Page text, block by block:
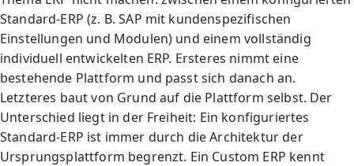
Standard-ERP (z. B. SAP mit kundenspezifischen
Einstellungen und Modulen) und einem vollständig
individuell entwickelten ERP. Ersteres nimmt eine
bestehende Plattform und passt sich danach an.
Letzteres baut von Grund auf die Plattform selbst. Der
Unterschied liegt in der Freiheit: Ein konfiguriertes
Standard-ERP ist immer durch die Architektur der
Ursprungsplattform begrenzt. Ein Custom ERP kennt